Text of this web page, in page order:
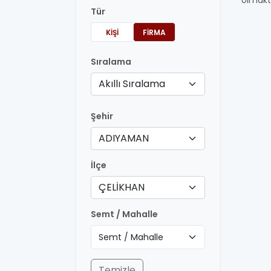
Tür
KIŞI FIRMA
Sıralama
Akıllı Sıralama
Şehir
ADIYAMAN
İlçe
ÇELİKHAN
Semt / Mahalle